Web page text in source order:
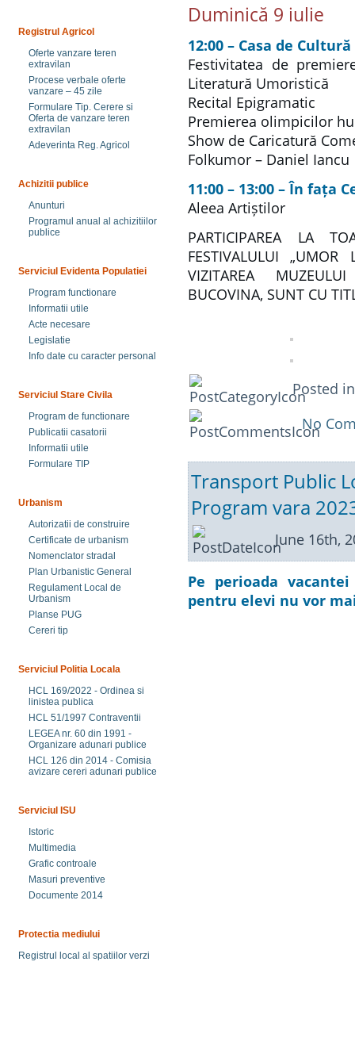
Registrul Agricol
Oferte vanzare teren
extravilan
Procese verbale oferte
vanzare – 45 zile
Formulare Tip. Cerere si
Oferta de vanzare teren
extravilan
Adeverinta Reg. Agricol
Achizitii publice
Anunturi
Programul anual al achizitiilor
publice
Serviciul Evidenta Populatiei
Program functionare
Informatii utile
Acte necesare
Legislatie
Info date cu caracter personal
Serviciul Stare Civila
Program de functionare
Publicatii casatorii
Informatii utile
Formulare TIP
Urbanism
Autorizatii de construire
Certificate de urbanism
Nomenclator stradal
Plan Urbanistic General
Regulament Local de
Urbanism
Planse PUG
Cereri tip
Serviciul Politia Locala
HCL 169/2022 - Ordinea si
linistea publica
HCL 51/1997 Contraventii
LEGEA nr. 60 din 1991 -
Organizare adunari publice
HCL 126 din 2014 - Comisia
avizare cereri adunari publice
Serviciul ISU
Istoric
Multimedia
Grafic controale
Masuri preventive
Documente 2014
Protectia mediului
Registrul local al spatiilor verzi
Duminică 9 iulie
12:00 – Casa de Cultură
Festivitatea de
Literatură Umoristică
Recital Epigramatic
Premierea olimpicilor
Show de Caricatură
Folkumor – Daniel Iancu
11:00 – 13:00 – În fața
Aleea Artiștilor
PARTICIPAREA LA
FESTIVALULUI
VIZITAREA
BUCOVINA, SUNT CU
Posted
No
Transport Public
Program vara
June 16th,
Pe perioada
pentru elevi nu vor